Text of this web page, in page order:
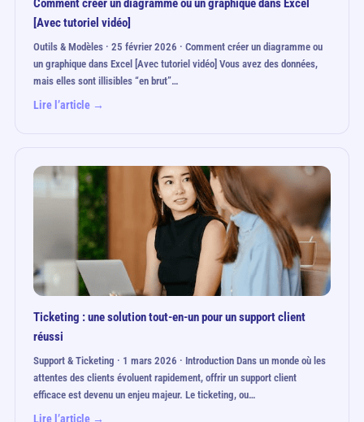
Comment créer un diagramme ou un graphique dans Excel
[Avec tutoriel vidéo]
Outils & Modèles · 25 février 2026 · Comment créer un diagramme ou
un graphique dans Excel [Avec tutoriel vidéo] Vous avez des données,
mais elles sont illisibles “en brut”…
Lire l’article →
Ticketing : une solution tout-en-un pour un support client
réussi
Support & Ticketing · 1 mars 2026 · Introduction Dans un monde où les
attentes des clients évoluent rapidement, offrir un support client
efficace est devenu un enjeu majeur. Le ticketing, ou…
Lire l’article →